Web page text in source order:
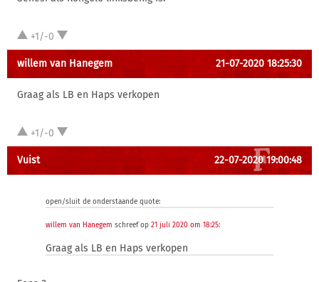
+1/-0
willem van Hanegem 21-07-2020 18:25:30
Graag als LB en Haps verkopen
+1/-0
Vuist 22-07-2020 19:00:48
open/sluit de onderstaande quote:
willem van Hanegem schreef op 21 juli 2020 om 18:25:
Graag als LB en Haps verkopen